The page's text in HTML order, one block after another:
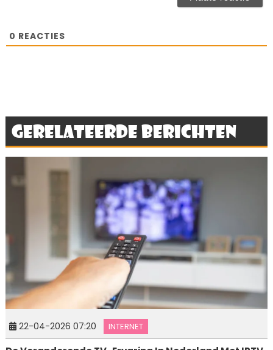
0 REACTIES
Gerelateerde berichten
22-04-2026 07:20 INTERNET